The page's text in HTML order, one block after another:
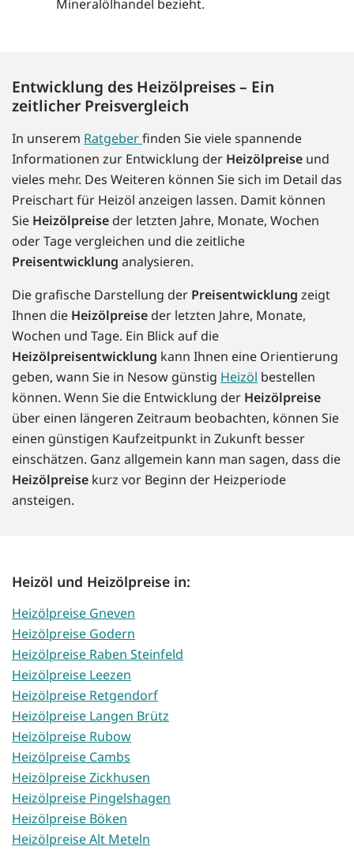
Mineralölhandel bezieht.
Entwicklung des Heizölpreises – Ein
zeitlicher Preisvergleich
In unserem Ratgeberfinden Sie viele spannende
Informationen zur Entwicklung der Heizölpreise und
vieles mehr. Des Weiteren können Sie sich im Detail das
Preischart für Heizöl anzeigen lassen. Damit können
Sie Heizölpreise der letzten Jahre, Monate, Wochen
oder Tage vergleichen und die zeitliche
Preisentwicklung analysieren.
Die grafische Darstellung der Preisentwicklung zeigt
Ihnen die Heizölpreise der letzten Jahre, Monate,
Wochen und Tage. Ein Blick auf die
Heizölpreisentwicklung kann Ihnen eine Orientierung
geben, wann Sie in Nesow günstig Heizöl bestellen
können. Wenn Sie die Entwicklung der Heizölpreise
über einen längeren Zeitraum beobachten, können Sie
einen günstigen Kaufzeitpunkt in Zukunft besser
einschätzen. Ganz allgemein kann man sagen, dass die
Heizölpreise kurz vor Beginn der Heizperiode
ansteigen.
Heizöl und Heizölpreise in:
Heizölpreise Gneven
Heizölpreise Godern
Heizölpreise Raben Steinfeld
Heizölpreise Leezen
Heizölpreise Retgendorf
Heizölpreise Langen Brütz
Heizölpreise Rubow
Heizölpreise Cambs
Heizölpreise Zickhusen
Heizölpreise Pingelshagen
Heizölpreise Böken
Heizölpreise Alt Meteln